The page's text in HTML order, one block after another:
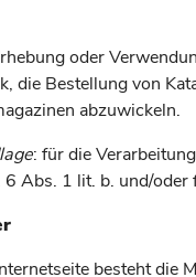
oder
die Bestellung von
abzuwickeln.
: für die
Abs. 1 lit. b. und/oder
besteht die